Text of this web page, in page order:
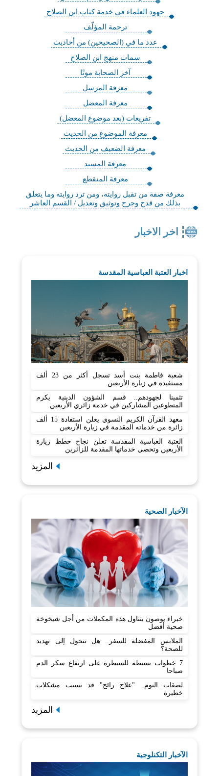
جهود العلماء في خدمة كتاب ابن الصلاح
ترجمة المؤلّف
عدد ما في (الصحيحين) من أحاديث
سمات منهج ابن الصلاح
آخر الصحابة موتًا
معرفة المرسل
معرفة المعضل
تفريعات (بعد موضوع المعضل)
معرفة الموضوع من الحديث
معرفة الضعيف من الحديث
معرفة المسند
معرفة المنقطع
معرفة صفة من تقبل روايته، ومن ترد روايته وما يتعلق
بذلك من قدح وجرح وتوثيق وتعديل / القسم العاشر
اخر الاخبار
اخبار العتبة العباسية المقدسة
شعبة فاطمة بنت أسد تسجل أكثر من 23 ألف
مستفيدة في زيارة الأربعين
تثمينا لجهودهم.. قسم الشؤون الدينية يكرم
المتطوعين المشاركين في خدمة زائري الأربعين
معهد القرآن الكريم النسوي يعلن استفادة 15 ألف
زائرة من خدماته المقدمة في زيارة الأربعين
العتبة العباسية المقدسة تعلن نجاح خطط زيارة
الأربعين وتحصي خدماتها المقدمة للزائرين
المزيد
الآخبار الصحية
خبراء يوصون بتناول هذه المكملات من أجل شيخوخة
صحية أفضل
الملابس المفضلة للسفر.. هل تتحول إلى تهديد
للصحة؟
7 خطوات بسيطة للسيطرة على ارتفاع سكر الدم
صباحا
لصقات النوم.. "علاج رائج" قد يسبب مشكلات
خطيرة
المزيد
الآخبار التكنلوجية